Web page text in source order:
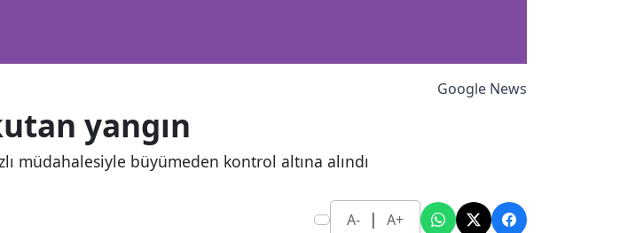
Google News
yangın
müdahalesiyle büyümeden kontrol altına alındı
A- | A+